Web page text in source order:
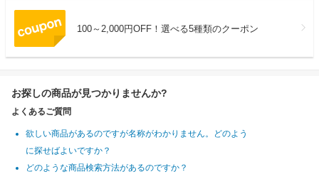
100～2,000円OFF！選べる5種類のクーポン
お探しの商品が見つかりませんか?
よくあるご質問
欲しい商品があるのですが名称がわかりません。どのよう
に探せばよいですか？
どのような商品検索方法があるのですか？